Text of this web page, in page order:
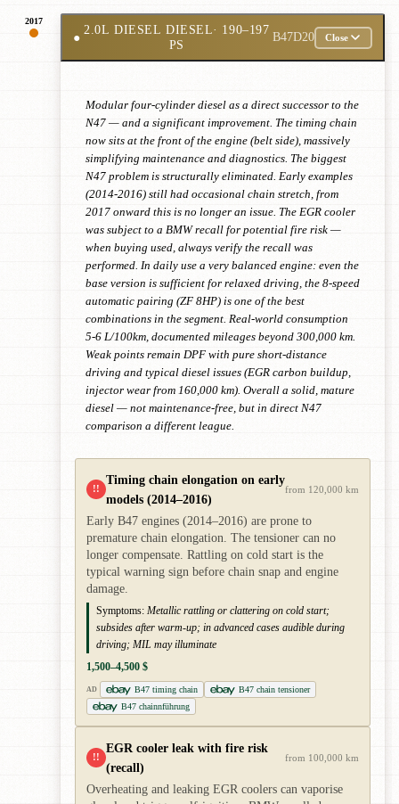
2017
●
2.0L DIESEL DIESEL· 190–197
PS
B47D20 Close
Modular four-cylinder diesel as a direct successor to the
N47 — and a significant improvement. The timing chain
now sits at the front of the engine (belt side), massively
simplifying maintenance and diagnostics. The biggest
N47 problem is structurally eliminated. Early examples
(2014-2016) still had occasional chain stretch, from
2017 onward this is no longer an issue. The EGR cooler
was subject to a BMW recall for potential fire risk —
when buying used, always verify the recall was
performed. In daily use a very balanced engine: even the
base version is sufficient for relaxed driving, the 8-speed
automatic pairing (ZF 8HP) is one of the best
combinations in the segment. Real-world consumption
5-6 L/100km, documented mileages beyond 300,000 km.
Weak points remain DPF with pure short-distance
driving and typical diesel issues (EGR carbon buildup,
injector wear from 160,000 km). Overall a solid, mature
diesel — not maintenance-free, but in direct N47
comparison a different league.
!!
Timing chain elongation on early
models (2014–2016)
from 120,000 km
Early B47 engines (2014–2016) are prone to
premature chain elongation. The tensioner can no
longer compensate. Rattling on cold start is the
typical warning sign before chain snap and engine
damage.
Symptoms: Metallic rattling or clattering on cold start;
subsides after warm-up; in advanced cases audible during
driving; MIL may illuminate
1,500–4,500 $
AD B47 timing chain
B47 chain tensioner
B47 chainnführung
!!
EGR cooler leak with fire risk
(recall)
from 100,000 km
Overheating and leaking EGR coolers can vaporise